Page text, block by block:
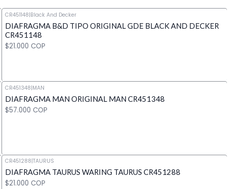
CR451148|Black And Decker
DIAFRAGMA B&D TIPO ORIGINAL GDE BLACK AND DECKER
CR451148
$21.000 COP
Cantidad
CR451348|MAN
DIAFRAGMA MAN ORIGINAL MAN CR451348
$57.000 COP
Cantidad
CR451288|TAURUS
DIAFRAGMA TAURUS WARING TAURUS CR451288
$21.000 COP